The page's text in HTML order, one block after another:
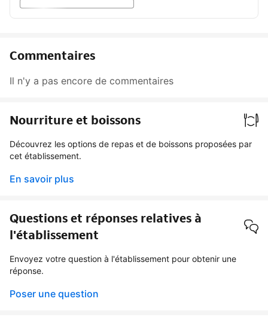
Commentaires
Il n'y a pas encore de commentaires
Nourriture et boissons
Découvrez les options de repas et de boissons proposées par
cet établissement.
En savoir plus
Questions et réponses relatives à
l'établissement
Envoyez votre question à l'établissement pour obtenir une
réponse.
Poser une question